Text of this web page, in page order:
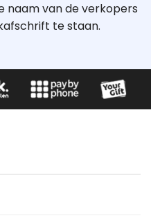
naam van de verkopers
te staan.